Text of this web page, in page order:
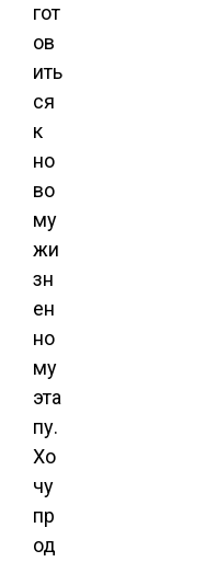
гот
ов
ить
ся
к
но
во
му
жи
зн
ен
но
му
эта
пу.
Хо
чу
пр
од